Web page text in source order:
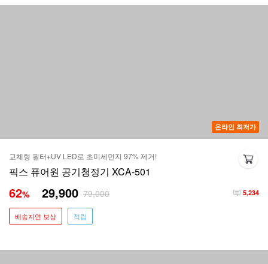
온라인 최저가
교체형 필터+UV LED로 초미세먼지 97% 제거!
픽스 퓨어원 공기청정기 XCA-501
5,234
62% 29,900 79,000
배송지연 보상 적립